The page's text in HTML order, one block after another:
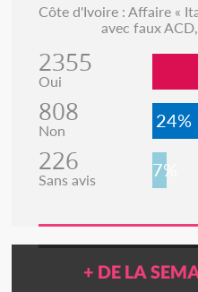
Côte d'Ivoire : Affaire «
avec faux
2355
Oui
808
Non 24%
226
Sans avis 7%
+ DE LA